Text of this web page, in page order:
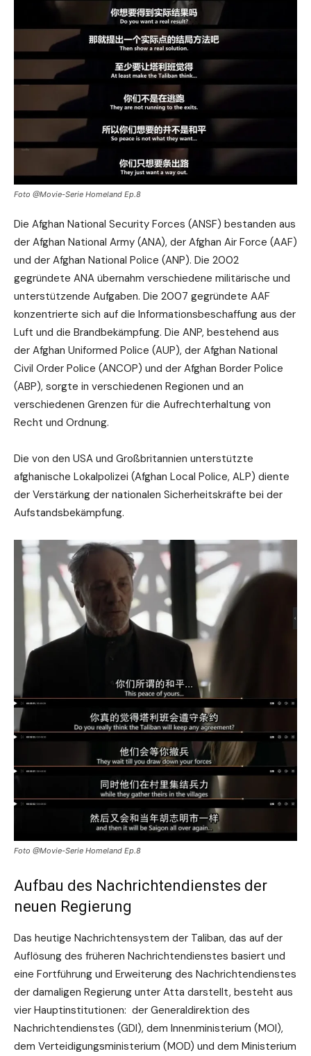
Foto @Movie-Serie Homeland Ep.8
Die Afghan National Security Forces (ANSF) bestanden aus
der Afghan National Army (ANA), der Afghan Air Force (AAF)
und der Afghan National Police (ANP). Die 2002
gegründete ANA übernahm verschiedene militärische und
unterstützende Aufgaben. Die 2007 gegründete AAF
konzentrierte sich auf die Informationsbeschaffung aus der
Luft und die Brandbekämpfung. Die ANP, bestehend aus
der Afghan Uniformed Police (AUP), der Afghan National
Civil Order Police (ANCOP) und der Afghan Border Police
(ABP), sorgte in verschiedenen Regionen und an
verschiedenen Grenzen für die Aufrechterhaltung von
Recht und Ordnung.
Die von den USA und Großbritannien unterstützte
afghanische Lokalpolizei (Afghan Local Police, ALP) diente
der Verstärkung der nationalen Sicherheitskräfte bei der
Aufstandsbekämpfung.
Foto @Movie-Serie Homeland Ep.8
Aufbau des Nachrichtendienstes der
neuen Regierung
Das heutige Nachrichtensystem der Taliban, das auf der
Auflösung des früheren Nachrichtendienstes basiert und
eine Fortführung und Erweiterung des Nachrichtendienstes
der damaligen Regierung unter Atta darstellt, besteht aus
vier Hauptinstitutionen: der Generaldirektion des
Nachrichtendienstes (GDI), dem Innenministerium (MOI),
dem Verteidigungsministerium (MOD) und dem Ministerium